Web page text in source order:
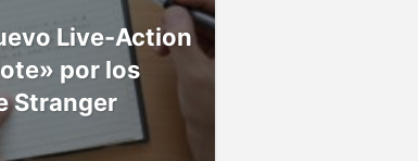
Live-Action
por los
Stranger